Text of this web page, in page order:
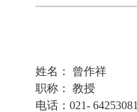
姓名： 曾作祥
职称： 教授
电话：021- 64253081